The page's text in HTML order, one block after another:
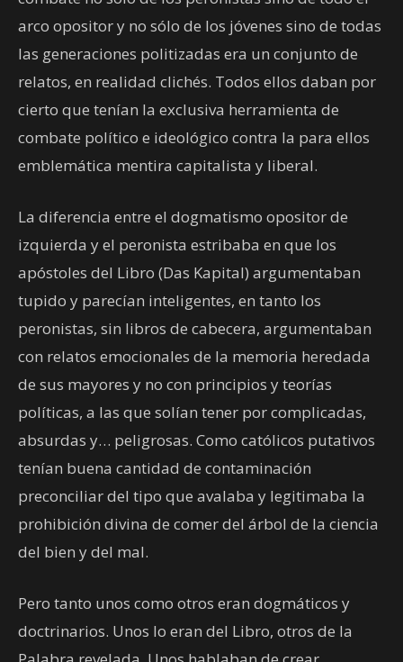
arco opositor y no sólo de los jóvenes sino de todas
las generaciones politizadas era un conjunto de
relatos, en realidad clichés. Todos ellos daban por
cierto que tenían la exclusiva herramienta de
combate político e ideológico contra la para ellos
emblemática mentira capitalista y liberal.
La diferencia entre el dogmatismo opositor de
izquierda y el peronista estribaba en que los
apóstoles del Libro (Das Kapital) argumentaban
tupido y parecían inteligentes, en tanto los
peronistas, sin libros de cabecera, argumentaban
con relatos emocionales de la memoria heredada
de sus mayores y no con principios y teorías
políticas, a las que solían tener por complicadas,
absurdas y… peligrosas. Como católicos putativos
tenían buena cantidad de contaminación
preconciliar del tipo que avalaba y legitimaba la
prohibición divina de comer del árbol de la ciencia
del bien y del mal.
Pero tanto unos como otros eran dogmáticos y
doctrinarios. Unos lo eran del Libro, otros de la